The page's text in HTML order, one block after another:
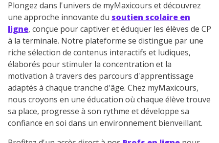
Plongez dans l'univers de myMaxicours et découvrez
une approche innovante du soutien scolaire en
ligne, conçue pour captiver et éduquer les élèves de CP
à la terminale. Notre plateforme se distingue par une
riche sélection de contenus interactifs et ludiques,
élaborés pour stimuler la concentration et la
motivation à travers des parcours d'apprentissage
adaptés à chaque tranche d'âge. Chez myMaxicours,
nous croyons en une éducation où chaque élève trouve
sa place, progresse à son rythme et développe sa
confiance en soi dans un environnement bienveillant.